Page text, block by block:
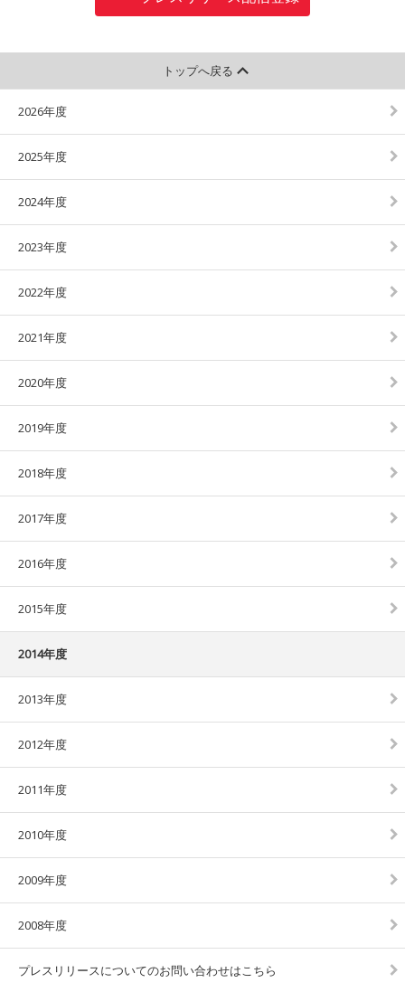
トップへ戻る
2026年度
2025年度
2024年度
2023年度
2022年度
2021年度
2020年度
2019年度
2018年度
2017年度
2016年度
2015年度
2014年度
2013年度
2012年度
2011年度
2010年度
2009年度
2008年度
プレスリリースについてのお問い合わせはこちら